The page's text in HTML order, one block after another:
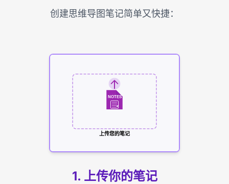
创建思维导图笔记简单又快捷：
NOTES
上传您的笔记
1. 上传你的笔记